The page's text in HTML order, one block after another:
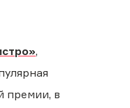
,
премии, в